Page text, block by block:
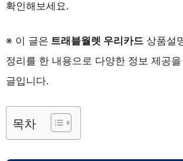
확인해보세요.
※ 이 글은 트래블월렛 우리카드 상품설
정리를 한 내용으로 다양한 정보 제공
글입니다.
목차